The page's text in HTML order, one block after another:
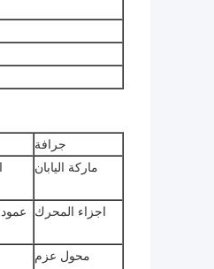
جرافة
ماركة اليابان
اجزاء المحرك
محول عزم